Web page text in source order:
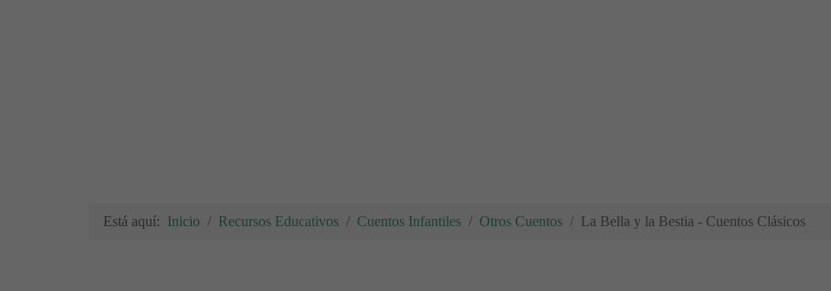
Está aquí: Inicio Recursos Educativos Cuentos Infantiles Otros Cuentos La Bella y la Bestia - Cuentos Clásicos